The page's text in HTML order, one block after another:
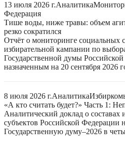
13 июля 2026 г.Аналитика
Федерация
Тише воды, ниже травы: объем
резко сократился
Отчёт о мониторинге социальных
избирательной кампании по
Государственной думы
назначенным на 20 сентября 2026
8 июля 2026 г.Аналитика
«А кто считать будет?» Часть 1:
Аналитический доклад о составах
субъектов Российской Федерации
Государственную думу–2026 в